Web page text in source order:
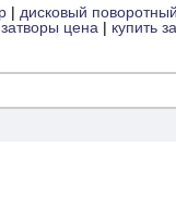
| дисковый
затворы цена | купить